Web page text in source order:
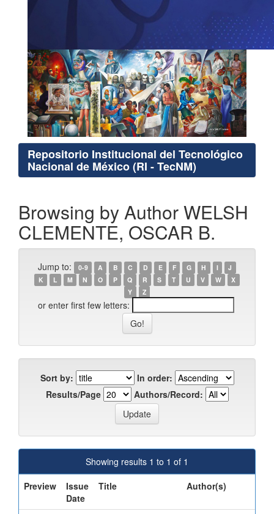
Repositorio Institucional del Tecnológico
Nacional de México (RI - TecNM)
Browsing by Author WELSH
CLEMENTE, OSCAR B.
Jump to: 0-9 A B C D E F G H I
J
K
L M N O P Q R S T U V W
X
Y
Z
or enter first few letters:
Sort by:
In order:
Results/Page
Authors/Record:
Showing results 1 to 1 of 1
Preview
Issue
Date
Title Author(s)